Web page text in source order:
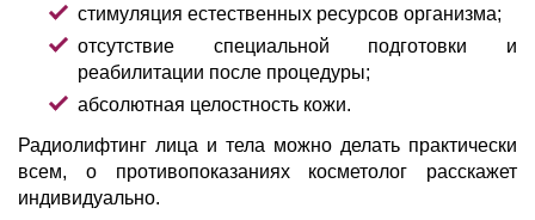
стимуляция естественных ресурсов организма;
отсутствие специальной подготовки и
реабилитации после процедуры;
абсолютная целостность кожи.
Радиолифтинг лица и тела можно делать практически
всем, о противопоказаниях косметолог расскажет
индивидуально.